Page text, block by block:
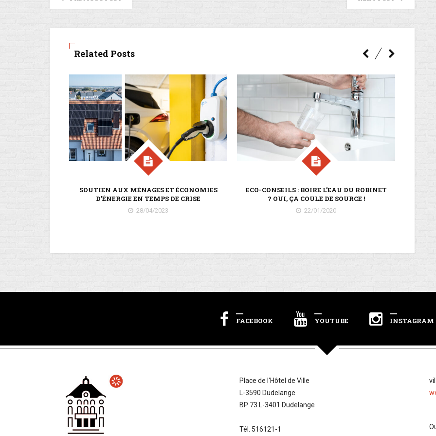
Related Posts
SOUTIEN AUX MÉNAGES ET ÉCONOMIES
D’ÉNERGIE EN TEMPS DE CRISE
28/04/2023
ECO-CONSEILS : BOIRE L’EAU DU ROBINET
? OUI, ÇA COULE DE SOURCE !
22/01/2020
FACEBOOK YOUTUBE INSTAGRAM
Place de l'Hôtel de Ville
L-3590 Dudelange
BP 73 L-3401 Dudelange
Tél. 516121-1